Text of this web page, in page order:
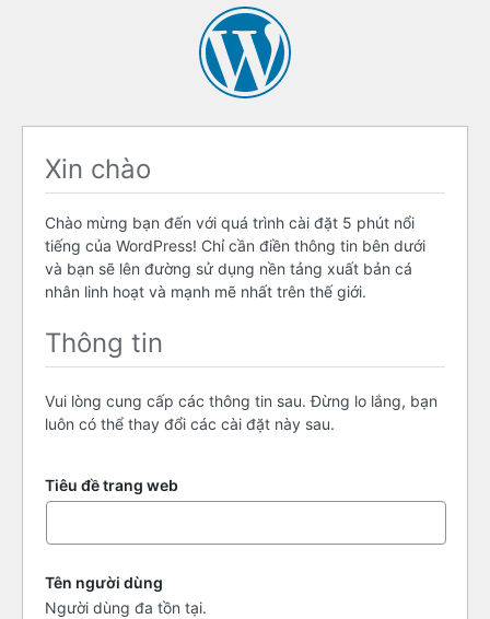
Xin chào
Chào mừng bạn đến với quá trình cài đặt 5 phút nổi
tiếng của WordPress! Chỉ cần điền thông tin bên dưới
và bạn sẽ lên đường sử dụng nền tảng xuất bản cá
nhân linh hoạt và mạnh mẽ nhất trên thế giới.
Thông tin
Vui lòng cung cấp các thông tin sau. Đừng lo lắng, bạn
luôn có thể thay đổi các cài đặt này sau.
Tiêu đề trang web
Tên người dùng
Người dùng đa tồn tại.